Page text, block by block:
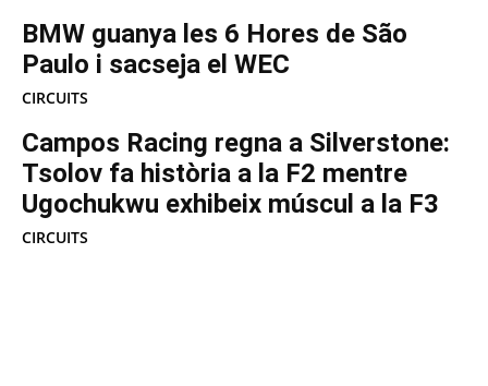
BMW guanya les 6 Hores de São
Paulo i sacseja el WEC
CIRCUITS
Campos Racing regna a Silverstone:
Tsolov fa història a la F2 mentre
Ugochukwu exhibeix múscul a la F3
CIRCUITS